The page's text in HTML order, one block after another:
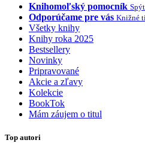
Knihomoľský pomocník
Odporúčame pre vás Knižné
Všetky knihy
Knihy roka 2025
Bestsellery
Novinky
Pripravované
Akcie a zľavy
Kolekcie
BookTok
Mám záujem o titul
Top autori